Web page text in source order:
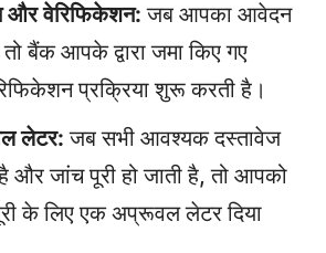
और वेरिफिकेशन: जब आपका आवेदन
तो बैंक आपके द्वारा जमा किए गए
प्रक्रिया शुरू करती है।
लेटर: जब सभी आवश्यक दस्तावेज
और जांच पूरी हो जाती है, तो आपको
के लिए एक अप्रूवल लेटर दिया